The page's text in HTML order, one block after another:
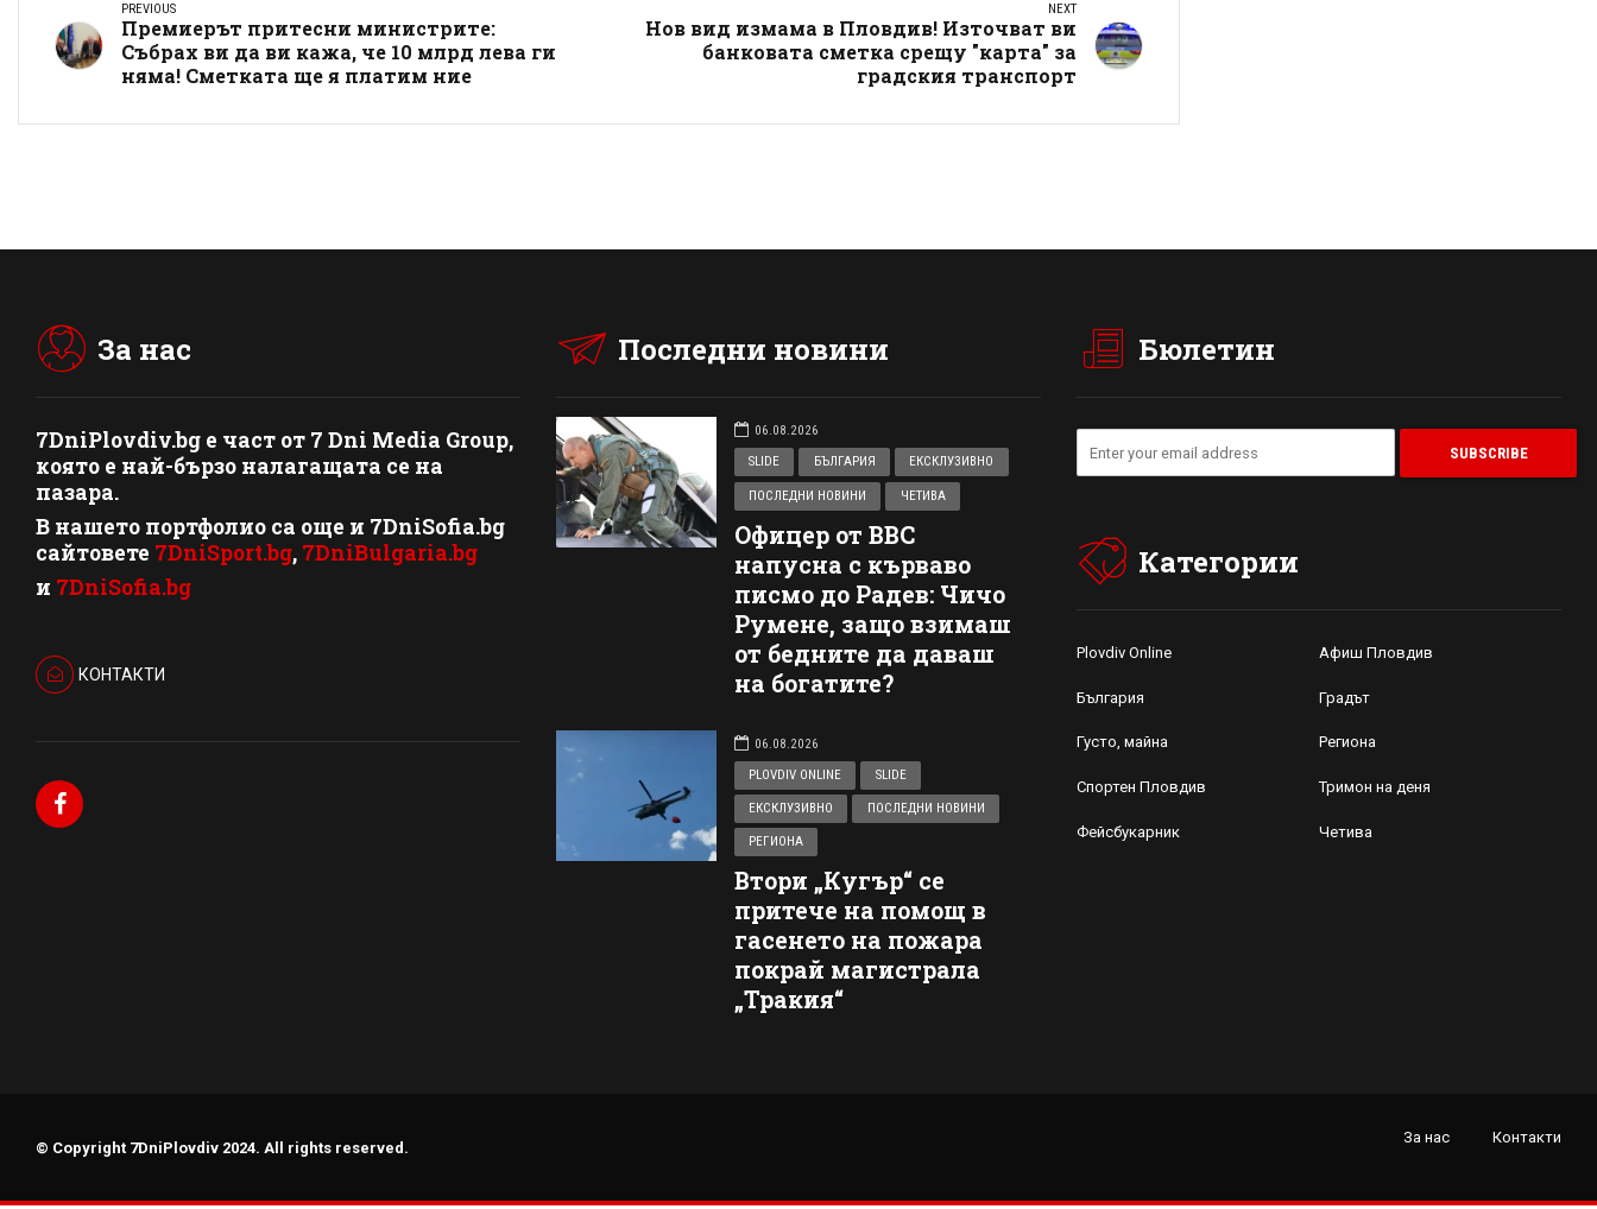
PREVIOUS
Премиерът притесни министрите:
Събрах ви да ви кажа, че 10 млрд лева ги
няма! Сметката ще я платим ние
NEXT
Нов вид измама в Пловдив! Източват ви
банковата сметка срещу "карта" за
градския транспорт
За нас
7DniPlovdiv.bg e част от 7 Dni Media Group,
която е най-бързо налагащата се на
пазара.
В нашето портфолио са още и 7DniSofia.bg
сайтовете 7DniSport.bg, 7DniBulgaria.bg
и 7DniSofia.bg
КОНТАКТИ
Последни новини
06.08.2026
SLIDE
БЪЛГАРИЯ ЕКСКЛУЗИВНО
ПОСЛЕДНИ НОВИНИ ЧЕТИВА
Офицер от ВВС
напусна с кърваво
писмо до Радев: Чичо
Румене, защо взимаш
от бедните да даваш
на богатите?
06.08.2026
PLOVDIV ONLINE
SLIDE
ЕКСКЛУЗИВНО ПОСЛЕДНИ НОВИНИ
РЕГИОНА
Втори „Кугър“ се
притече на помощ в
гасенето на пожара
покрай магистрала
„Тракия“
Бюлетин
Категории
Plovdiv Online Афиш Пловдив
България Градът
Густо, майна Региона
Спортен Пловдив Тримон на деня
Фейсбукарник Четива
© Copyright 7DniPlovdiv 2024. All rights reserved.
За нас Контакти